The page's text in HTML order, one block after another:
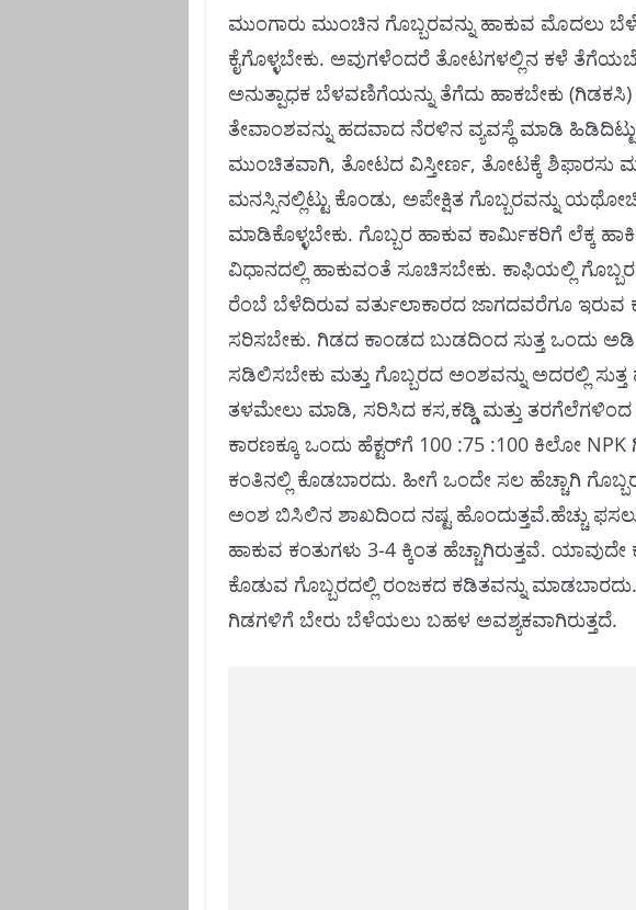
ಮುಂಗಾರು ಮುಂಚಿನ ಗೊಬ್ಬರವನ್ನು ಹಾಕುವ ಮೊದಲು
ಕೈಗೊಳ್ಳಬೇಕು. ಅವುಗಳೆಂದರೆ ತೋಟಗಳಲ್ಲಿನ ಕಳೆ
ಅನುತ್ಪಾಧಕ ಬೆಳವಣಿಗೆಯನ್ನು ತೆಗೆದು ಹಾಕಬೇಕು (ಗಿಡಕಸಿ)
ತೇವಾಂಶವನ್ನು ಹದವಾದ ನೆರಳಿನ ವ್ಯವಸ್ಥೆ ಮಾಡಿ
ಮುಂಚಿತವಾಗಿ, ತೋಟದ ವಿಸ್ತೀರ್ಣ, ತೋಟಕ್ಕೆ ಶಿಫಾರಸು
ಮನಸ್ಸಿನಲ್ಲಿಟ್ಟು ಕೊಂಡು, ಅಪೇಕ್ಷಿತ ಗೊಬ್ಬರವನ್ನು
ಮಾಡಿಕೊಳ್ಳಬೇಕು. ಗೊಬ್ಬರ ಹಾಕುವ ಕಾರ್ಮಿಕರಿಗೆ ಲೆಕ್ಕ
ವಿಧಾನದಲ್ಲಿ ಹಾಕುವಂತೆ ಸೂಚಿಸಬೇಕು. ಕಾಫಿಯಲ್ಲಿ
ರೆಂಬೆ ಬೆಳೆದಿರುವ ವರ್ತುಲಾಕಾರದ ಜಾಗದವರೆಗೂ ಇರುವ
ಸರಿಸಬೇಕು. ಗಿಡದ ಕಾಂಡದ ಬುಡದಿಂದ ಸುತ್ತ ಒಂದು ಅಡಿ
ಸಡಿಲಿಸಬೇಕು ಮತ್ತು ಗೊಬ್ಬರದ ಅಂಶವನ್ನು ಅದರಲ್ಲಿ
ತಳಮೇಲು ಮಾಡಿ, ಸರಿಸಿದ ಕಸ,ಕಡ್ಡಿ ಮತ್ತು ತರಗೆಲೆಗಳಿಂದ
ಕಾರಣಕ್ಕೂ ಒಂದು ಹೆಕ್ಟರ್‌ಗೆ 100 :75 :100 ಕಿಲೋ NPK
ಕಂತಿನಲ್ಲಿ ಕೊಡಬಾರದು. ಹೀಗೆ ಒಂದೇ ಸಲ ಹೆಚ್ಚಾಗಿ
ಅಂಶ ಬಿಸಿಲಿನ ಶಾಖದಿಂದ ನಷ್ಟ ಹೊಂದುತ್ತವೆ.ಹೆಚ್ಚು
ಹಾಕುವ ಕಂತುಗಳು 3-4 ಕ್ಕಿಂತ ಹೆಚ್ಚಾಗಿರುತ್ತವೆ.
ಕೊಡುವ ಗೊಬ್ಬರದಲ್ಲಿ ರಂಜಕದ ಕಡಿತವನ್ನು
ಗಿಡಗಳಿಗೆ ಬೇರು ಬೆಳೆಯಲು ಬಹಳ ಅವಶ್ಯಕವಾಗಿರುತ್ತದೆ.